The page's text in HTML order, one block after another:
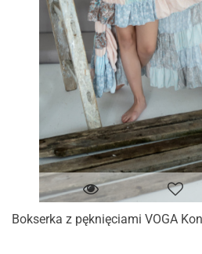
Bokserka z pęknięciami VOGA